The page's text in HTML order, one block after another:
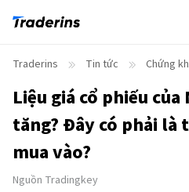
Traderins Tin tức Chứng
Liệu giá cổ phiếu
tăng? Đây có phải
mua vào?
Nguồn Tradingkey